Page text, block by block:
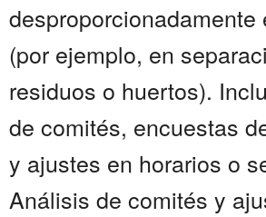
desproporcionadamente
(por ejemplo, en
residuos o huertos).
de comités, encuestas
y ajustes en horarios o
Análisis de comités y